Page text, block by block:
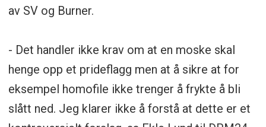
av SV og Burner.
- Det handler ikke krav om at en moske skal
henge opp et prideflagg men at å sikre at for
eksempel homofile ikke trenger å frykte å bli
slått ned. Jeg klarer ikke å forstå at dette er et